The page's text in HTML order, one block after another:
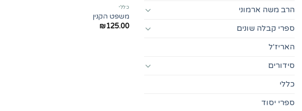
הרב משה ארמוני
ספרי קבלה שונים
האריז'ל
סידורים
כללי
ספרי יסוד
כללי
משפט הקנין
₪125.00